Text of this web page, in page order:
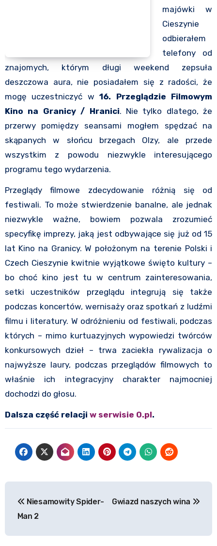
majówki w
Cieszynie
odbierałem
telefony od
znajomych, którym długi weekend zepsuła
deszczowa aura, nie posiadałem się z radości, że
mogę uczestniczyć w16. Przeglądzie Filmowym
Kino na Granicy / Hranici. Nie tylko dlatego, że
przerwy pomiędzy seansami mogłem spędzać na
skąpanych w słońcu brzegach Olzy, ale przede
wszystkim z powodu niezwykle interesującego
programu tego wydarzenia.
Przeglądy filmowe zdecydowanie różnią się od
festiwali. To może stwierdzenie banalne, ale jednak
niezwykle ważne, bowiem pozwala zrozumieć
specyfikę imprezy, jaką jest odbywające się już od 15
lat Kino na Granicy. W położonym na terenie Polski i
Czech Cieszynie kwitnie wyjątkowe święto kultury –
bo choć kino jest tu w centrum zainteresowania,
setki uczestników przeglądu integrują się także
podczas koncertów, wernisaży oraz spotkań z ludźmi
filmu i literatury. W odróżnieniu od festiwali, podczas
których – mimo kurtuazyjnych wypowiedzi twórców
konkursowych dzieł – trwa zaciekła rywalizacja o
najwyższe laury, podczas przeglądów filmowych to
właśnie ich integracyjny charakter najmocniej
dochodzi do głosu.
Dalsza część relacji w serwisie O.pl.
wpisu
Niesamowity Spider-
Man 2
Gwiazd naszych wina